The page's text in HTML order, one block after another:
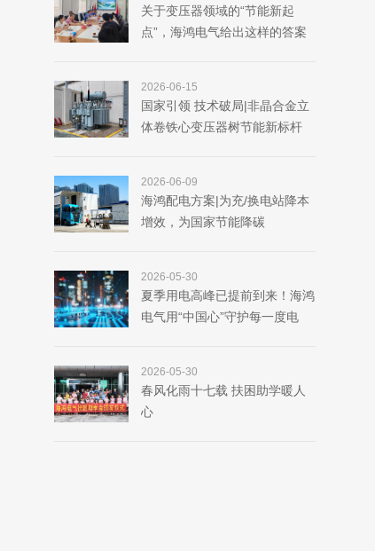
关于变压器领域的“节能新起
点”，海鸿电气给出这样的答案
2026-06-15
国家引领 技术破局|非晶合金立
体卷铁心变压器树节能新标杆
2026-06-09
海鸿配电方案|为充/换电站降本
增效，为国家节能降碳
2026-05-30
夏季用电高峰已提前到来！海鸿
电气用“中国心”守护每一度电
2026-05-30
春风化雨十七载 扶困助学暖人
心